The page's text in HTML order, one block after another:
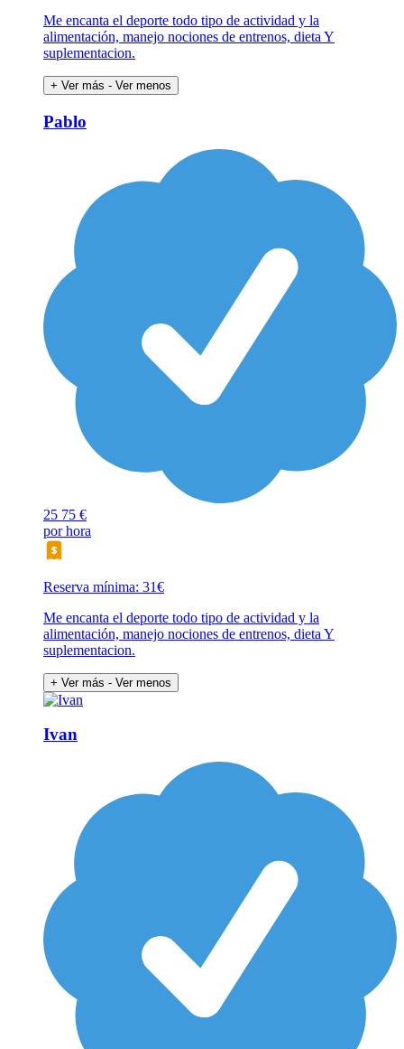
Me encanta el deporte todo tipo de actividad y la
alimentación, manejo nociones de entrenos, dieta Y
suplementacion.
+ Ver más - Ver menos
Pablo
25 75 €
por hora
Reserva mínima: 31€
Me encanta el deporte todo tipo de actividad y la
alimentación, manejo nociones de entrenos, dieta Y
suplementacion.
+ Ver más - Ver menos
Ivan